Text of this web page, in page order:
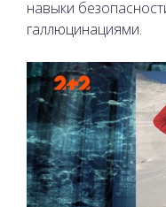
навыки
галлюцинациями.